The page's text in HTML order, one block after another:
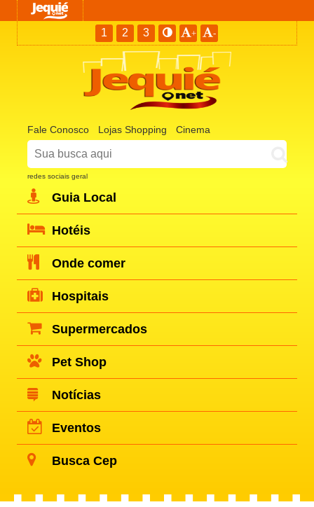
1 2 3 + -
Fale Conosco Lojas Shopping Cinema
redes sociais geral
Guia Local
Hotéis
Onde comer
Hospitais
Supermercados
Pet Shop
Notícias
Eventos
Busca Cep